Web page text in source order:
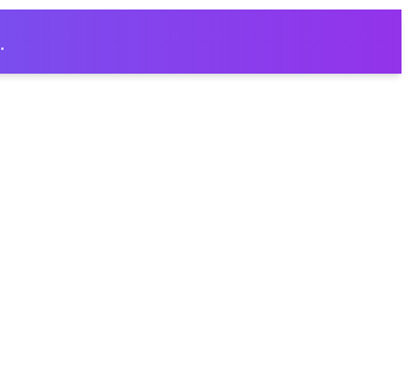
בתי עסק ומציע לכם את ההנחות הטובות ביותר.